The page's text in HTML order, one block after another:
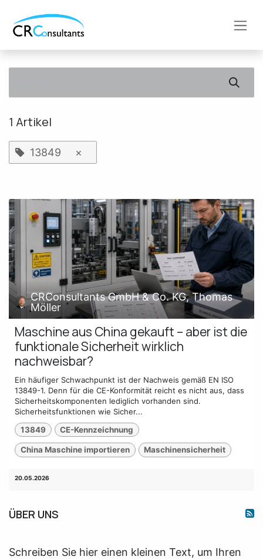
1 Artikel
13849 ×
CRConsultants GmbH & Co. KG, Thomas
Möller
Maschine aus China gekauft – aber ist die
funktionale Sicherheit wirklich
nachweisbar?
Ein häufiger Schwachpunkt ist der Nachweis gemäß EN ISO
13849-1. Denn für die CE-Konformität reicht es nicht aus, dass
Sicherheitskomponenten lediglich vorhanden sind.
Sicherheitsfunktionen wie Sicher...
13849
CE-Kennzeichnung
China Maschine importieren Maschinensicherheit
20.05.2026
ÜBER UNS
Schreiben Sie hier einen kleinen Text, um Ihren